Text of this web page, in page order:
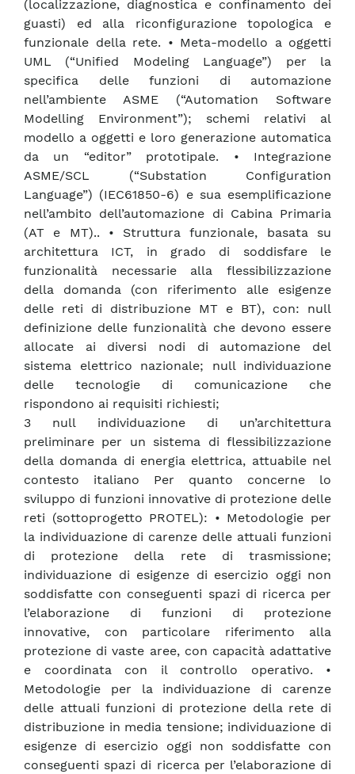
(localizzazione, diagnostica e confinamento dei
guasti) ed alla riconfigurazione topologica e
funzionale della rete. • Meta-modello a oggetti
UML (“Unified Modeling Language”) per la
specifica delle funzioni di automazione
nell’ambiente ASME (“Automation Software
Modelling Environment”); schemi relativi al
modello a oggetti e loro generazione automatica
da un “editor” prototipale. • Integrazione
ASME/SCL (“Substation Configuration
Language”) (IEC61850-6) e sua esemplificazione
nell’ambito dell’automazione di Cabina Primaria
(AT e MT).. • Struttura funzionale, basata su
architettura ICT, in grado di soddisfare le
funzionalità necessarie alla flessibilizzazione
della domanda (con riferimento alle esigenze
delle reti di distribuzione MT e BT), con: null
definizione delle funzionalità che devono essere
allocate ai diversi nodi di automazione del
sistema elettrico nazionale; null individuazione
delle tecnologie di comunicazione che
rispondono ai requisiti richiesti;
3 null individuazione di un’architettura
preliminare per un sistema di flessibilizzazione
della domanda di energia elettrica, attuabile nel
contesto italiano Per quanto concerne lo
sviluppo di funzioni innovative di protezione delle
reti (sottoprogetto PROTEL): • Metodologie per
la individuazione di carenze delle attuali funzioni
di protezione della rete di trasmissione;
individuazione di esigenze di esercizio oggi non
soddisfatte con conseguenti spazi di ricerca per
l’elaborazione di funzioni di protezione
innovative, con particolare riferimento alla
protezione di vaste aree, con capacità adattative
e coordinata con il controllo operativo. •
Metodologie per la individuazione di carenze
delle attuali funzioni di protezione della rete di
distribuzione in media tensione; individuazione di
esigenze di esercizio oggi non soddisfatte con
conseguenti spazi di ricerca per l’elaborazione di